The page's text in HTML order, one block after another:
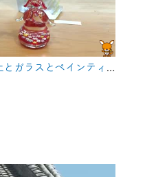
【東郷】ワンダーガーデン 土とガラスとペインティング